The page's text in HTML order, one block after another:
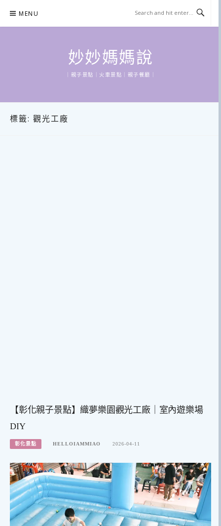
content
MENU
妙妙媽媽說
｜親子景點｜火車景點｜親子餐廳｜
標籤: 觀光工廠
【彰化親子景點】織夢樂園觀光工廠｜室內遊樂場
DIY
彰化景點 HELLOIAMMIAO 2026-04-11